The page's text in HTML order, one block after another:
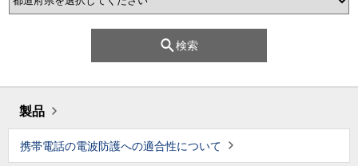
検索
製品
携帯電話の電波防護への適合性について